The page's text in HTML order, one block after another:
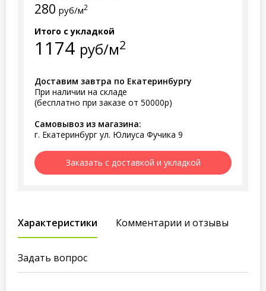
280 руб/м2
Итого с укладкой
1174 руб/м2
Доставим завтра по Екатеринбургу
При наличии на складе
(бесплатно при заказе от 50000р)
Самовывоз из магазина:
г. Екатеринбург ул. Юлиуса Фучика 9
Заказать с доставкой и укладкой
Характеристики Комментарии и отзывы
Задать вопрос